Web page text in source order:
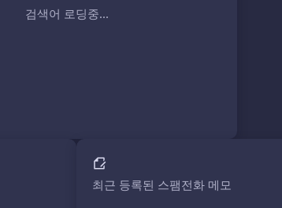
검색어 로딩중...
최근 등록된 스팸전화 메모